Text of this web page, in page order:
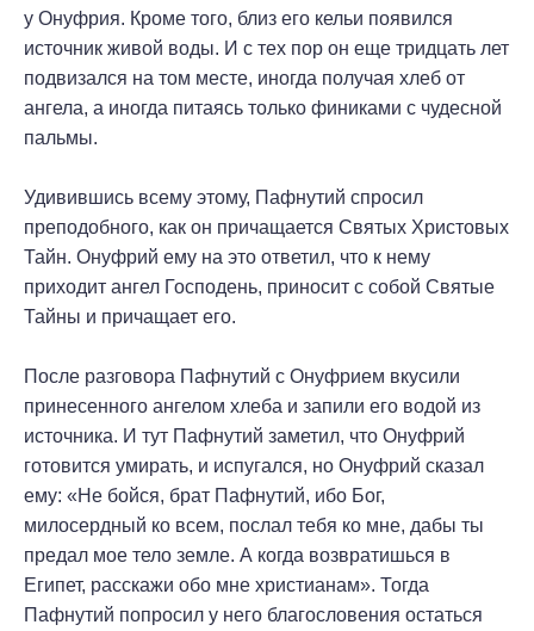
у Онуфрия. Кроме того, близ его кельи появился
источник живой воды. И с тех пор он еще тридцать лет
подвизался на том месте, иногда получая хлеб от
ангела, а иногда питаясь только финиками с чудесной
пальмы.
Удивившись всему этому, Пафнутий спросил
преподобного, как он причащается Святых Христовых
Тайн. Онуфрий ему на это ответил, что к нему
приходит ангел Господень, приносит с собой Святые
Тайны и причащает его.
После разговора Пафнутий с Онуфрием вкусили
принесенного ангелом хлеба и запили его водой из
источника. И тут Пафнутий заметил, что Онуфрий
готовится умирать, и испугался, но Онуфрий сказал
ему: «Не бойся, брат Пафнутий, ибо Бог,
милосердный ко всем, послал тебя ко мне, дабы ты
предал мое тело земле. А когда возвратишься в
Египет, расскажи обо мне христианам». Тогда
Пафнутий попросил у него благословения остаться